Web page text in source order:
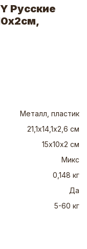
Русские
Металл, пластик
21,1х14,1х2,6 см
15х10х2 см
Микс
0,148 кг
Да
5-60 кг